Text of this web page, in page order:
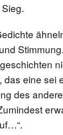
das eine sei
des